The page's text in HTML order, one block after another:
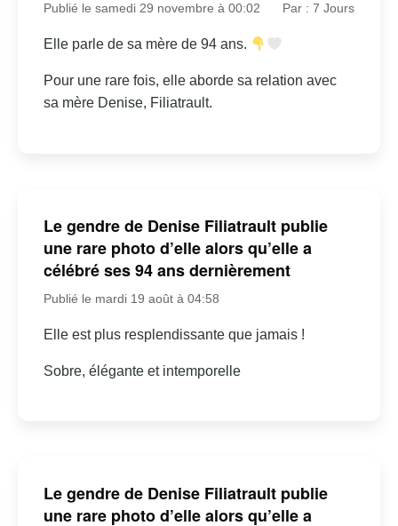
Publié le samedi 29 novembre à 00:02 Par : 7 Jours
Elle parle de sa mère de 94 ans.
Pour une rare fois, elle aborde sa relation avec
sa mère Denise, Filiatrault.
Le gendre de Denise Filiatrault publie
une rare photo d’elle alors qu’elle a
célébré ses 94 ans dernièrement
Publié le mardi 19 août à 04:58
Elle est plus resplendissante que jamais !
Sobre, élégante et intemporelle
Le gendre de Denise Filiatrault publie
une rare photo d’elle alors qu’elle a